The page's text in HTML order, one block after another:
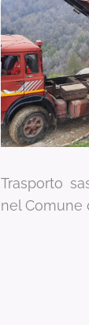
Trasporto
nel Comune